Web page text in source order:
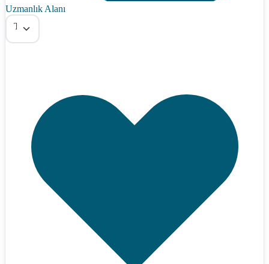
Uzmanlık Alanı
Tümü